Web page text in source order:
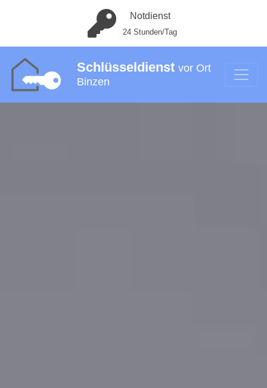
Notdienst
24 Stunden/Tag
Schlüsseldienst vor Ort
Binzen